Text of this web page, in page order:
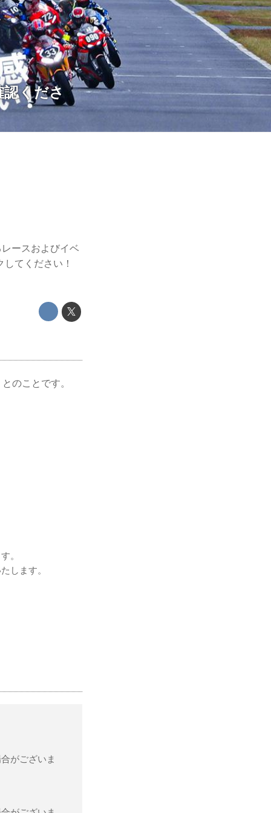
くださ
ースおよびイベ
てください！
のことです。
。
します。
がございま